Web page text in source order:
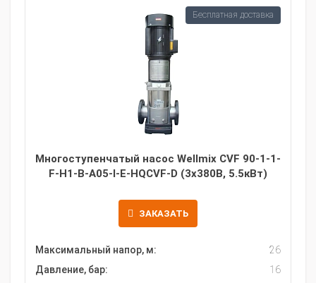
Многоступенчатый насос Wellmix CVF 90-1-1-
F-H1-B-A05-I-E-HQCVF-D (3х380В, 5.5кВт)
ЗАКАЗАТЬ
Максимальный напор, м:
26
Давление, бар:
16
Бесплатная доставка